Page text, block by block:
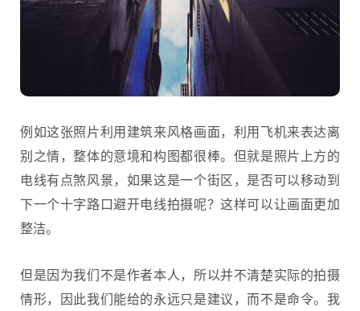
例如这张照片利用建筑来风格画面，利用飞机来表达离
别之情，整体的意境和构图都很棒。但就是照片上方的
电线有点煞风景，如果这是一个街区，是否可以移动到
下一个十字路口避开电线拍摄呢？这样可以让画面更加
整洁。
但是因为我们不是作者本人，所以并不清楚实际的拍摄
情形，因此我们能给的永远只是建议，而不是命令。我